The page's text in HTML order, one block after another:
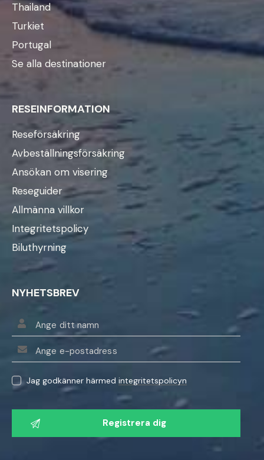
Thailand
Turkiet
Portugal
Se alla destinationer
RESEINFORMATION
Reseförsäkring
Avbeställningsförsäkring
Ansökan om visering
Reseguider
Allmänna villkor
Integritetspolicy
Biluthyrning
NYHETSBREV
Jag godkänner härmedintegritetspolicyn
V
n